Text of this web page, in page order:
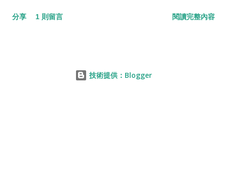
分享 1 則留言 閱讀完整內容
技術提供：Blogger